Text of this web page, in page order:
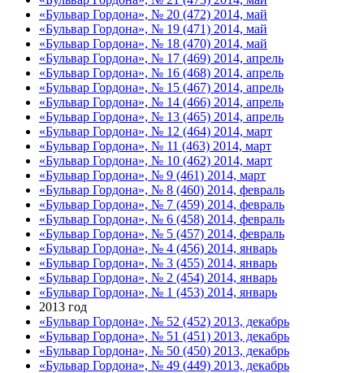
«Бульвар Гордона», № 20 (472) 2014, май
«Бульвар Гордона», № 19 (471) 2014, май
«Бульвар Гордона», № 18 (470) 2014, май
«Бульвар Гордона», № 17 (469) 2014, апрель
«Бульвар Гордона», № 16 (468) 2014, апрель
«Бульвар Гордона», № 15 (467) 2014, апрель
«Бульвар Гордона», № 14 (466) 2014, апрель
«Бульвар Гордона», № 13 (465) 2014, апрель
«Бульвар Гордона», № 12 (464) 2014, март
«Бульвар Гордона», № 11 (463) 2014, март
«Бульвар Гордона», № 10 (462) 2014, март
«Бульвар Гордона», № 9 (461) 2014, март
«Бульвар Гордона», № 8 (460) 2014, февраль
«Бульвар Гордона», № 7 (459) 2014, февраль
«Бульвар Гордона», № 6 (458) 2014, февраль
«Бульвар Гордона», № 5 (457) 2014, февраль
«Бульвар Гордона», № 4 (456) 2014, январь
«Бульвар Гордона», № 3 (455) 2014, январь
«Бульвар Гордона», № 2 (454) 2014, январь
«Бульвар Гордона», № 1 (453) 2014, январь
2013 год
«Бульвар Гордона», № 52 (452) 2013, декабрь
«Бульвар Гордона», № 51 (451) 2013, декабрь
«Бульвар Гордона», № 50 (450) 2013, декабрь
«Бульвар Гордона», № 49 (449) 2013, декабрь